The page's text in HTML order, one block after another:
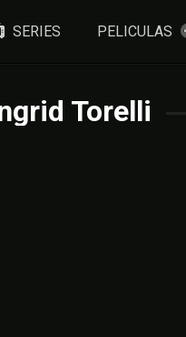
SERIES PELICULAS
Torelli